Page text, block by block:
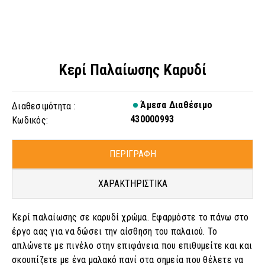
Κερί Παλαίωσης Καρυδί
Διαθεσιμότητα :
Άμεσα Διαθέσιμο
Κωδικός:
430000993
ΠΕΡΙΓΡΑΦΗ
ΧΑΡΑΚΤΗΡΙΣΤΙΚΑ
Κερί παλαίωσης σε καρυδί χρώμα. Εφαρμόστε το πάνω στο
έργο αας για να δώσει την αίσθηση του παλαιού. Το
απλώνετε με πινέλο στην επιφάνεια που επιθυμείτε και και
σκουπίζετε με ένα μαλακό πανί στα σημεία που θέλετε να